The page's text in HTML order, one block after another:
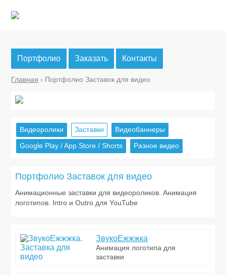
Портфолио Заказать Контакты
Главная › Портфолио Заставок для видео
Видеоролики Заставки
Видеобаннеры
Google Play / App Store / Shorts
Разное видео
Портфолио Заставок для видео
Анимационные заставки для видеороликов. Анимация
логотипов. Intro и Outro для YouTube
ЗвукоЕжжжка
Анимация логотипа для
заставки